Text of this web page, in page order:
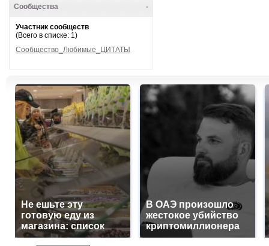
-
Сообщества
Участник сообществ
(Всего в списке: 1)
Сообщество_Любимые_ЦИТАТЫ
Не ешьте эту
готовую еду из
магазина: список
В ОАЭ произошло
жестокое убийство
криптомиллионера